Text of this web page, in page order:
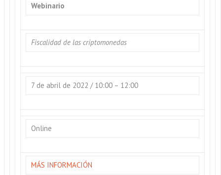
Webinario
Fiscalidad de las criptomonedas
7 de abril de 2022 / 10:00 – 12:00
Online
MÁS INFORMACIÓN